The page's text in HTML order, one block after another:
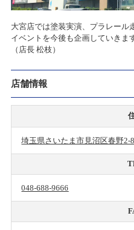
大宮店では塗装実演、プラレール
イベントを今後も企画していきま
（店長 松枝）
店舗情報
埼玉県さいたま市見沼区春野2-
048-688-9666